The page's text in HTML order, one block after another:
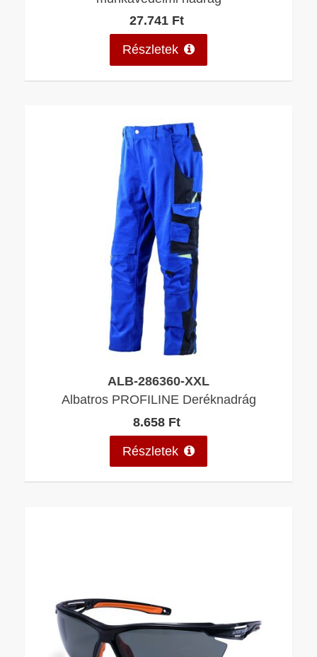
27.741 Ft
Részletek
ALB-286360-XXL
Albatros PROFILINE Deréknadrág
8.658 Ft
Részletek